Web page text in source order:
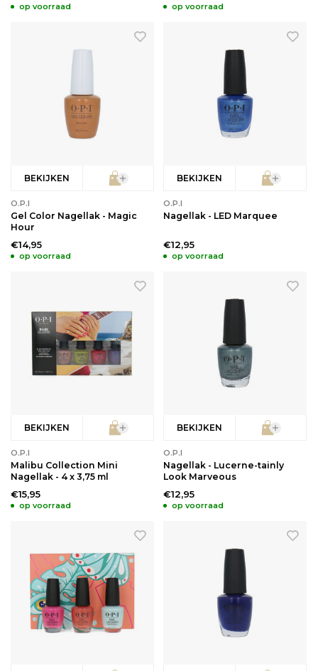
op voorraad op voorraad
BEKIJKEN
O.P.I
Gel Color Nagellak - Magic
Hour
€14,95
op voorraad
BEKIJKEN
O.P.I
Nagellak - LED Marquee
€12,95
op voorraad
BEKIJKEN
O.P.I
Malibu Collection Mini
Nagellak - 4 x 3,75 ml
€15,95
op voorraad
BEKIJKEN
O.P.I
Nagellak - Lucerne-tainly
Look Marveous
€12,95
op voorraad